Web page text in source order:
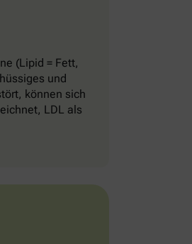
(Lipid = Fett,
und
können sich
LDL als